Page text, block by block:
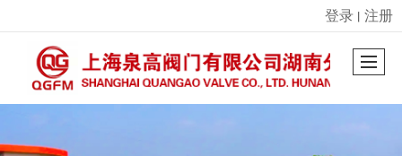
很遗憾，因您的浏览器版本过低导致无法获得最佳浏览体验，推荐下载安装谷歌浏览器！
登录 丨 注册